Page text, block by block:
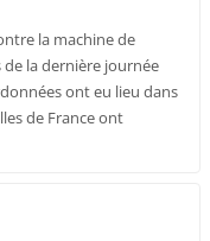
la machine de
de la dernière journée
ont eu lieu dans
de France ont